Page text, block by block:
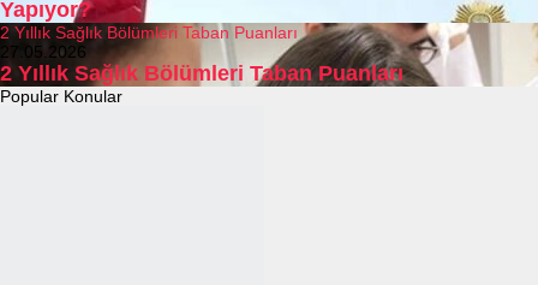
Yapıyor?
2 Yıllık Sağlık Bölümleri Taban Puanları
27.05.2026
2 Yıllık Sağlık Bölümleri Taban Puanları
Popular Konular